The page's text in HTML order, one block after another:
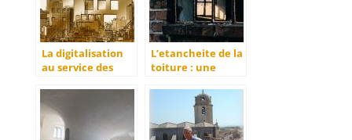
La digitalisation
au service des
batiments
L’etancheite de la
toiture : une